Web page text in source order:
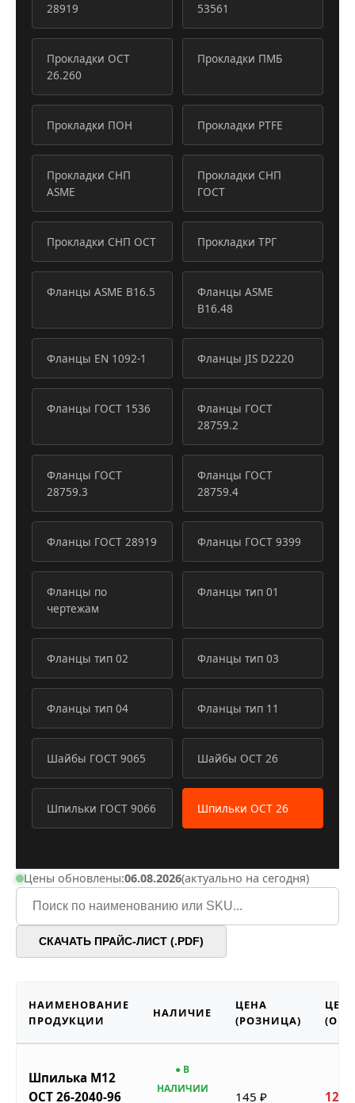
28919
53561
Прокладки ОСТ
26.260
Прокладки ПМБ
Прокладки ПОН Прокладки PTFE
Прокладки СНП
ASME
Прокладки СНП
ГОСТ
Прокладки СНП ОСТ Прокладки ТРГ
Фланцы ASME B16.5
Фланцы ASME
B16.48
Фланцы EN 1092-1 Фланцы JIS D2220
Фланцы ГОСТ 1536
Фланцы ГОСТ
28759.2
Фланцы ГОСТ
28759.3
Фланцы ГОСТ
28759.4
Фланцы ГОСТ 28919 Фланцы ГОСТ 9399
Фланцы по
чертежам
Фланцы тип 01
Фланцы тип 02 Фланцы тип 03
Фланцы тип 04 Фланцы тип 11
Шайбы ГОСТ 9065 Шайбы ОСТ 26
Шпильки ГОСТ 9066 Шпильки ОСТ 26
Цены обновлены:06.08.2026(актуально на сегодня)
СКАЧАТЬ ПРАЙС-ЛИСТ (.PDF)
НАИМЕНОВАНИЕ
ПРОДУКЦИИ
НАЛИЧИЕ
ЦЕНА
(РОЗНИЦА)
Шпилька М12
ОСТ 26-2040-96
● В
НАЛИЧИИ
145 ₽ 123